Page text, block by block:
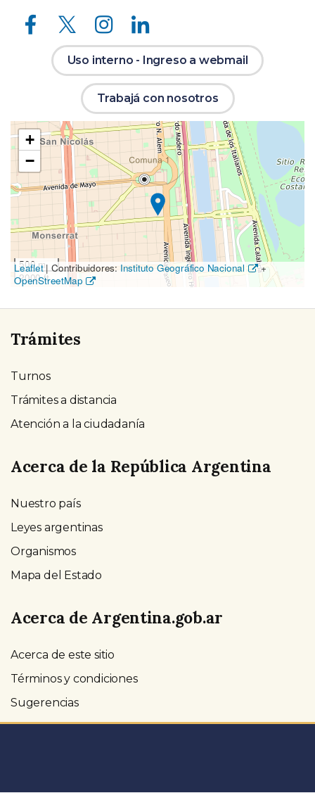
Facebook X (ex Twitter) Instagram LinkedIn
Uso interno - Ingreso a webmail
Trabajá con nosotros
Ubicación
en
el
mapa
+
−
500 m
2000 ft
Leaflet |Contribuidores: Instituto Geográfico Nacional
+
OpenStreetMap
Trámites
Turnos
Trámites a distancia
Atención a la ciudadanía
Acerca de la República Argentina
Nuestro país
Leyes argentinas
Organismos
Mapa del Estado
Acerca de Argentina.gob.ar
Acerca de este sitio
Términos y condiciones
Sugerencias